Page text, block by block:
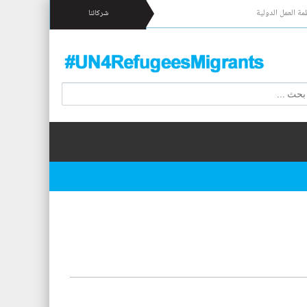
العمل الدولية شركائنا